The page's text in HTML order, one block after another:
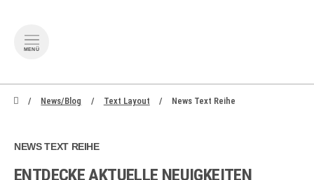
MENÜ
zum Inhalt springen
News/Blog Text Layout News Text Reihe
NEWS TEXT REIHE
ENTDECKE AKTUELLE NEUIGKEITEN